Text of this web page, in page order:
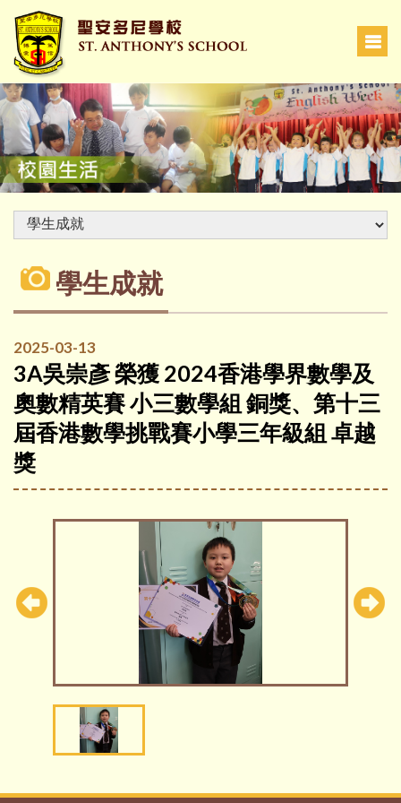
學生成就
2025-03-13
3A吳崇彥 榮獲 2024香港學界數學及
奧數精英賽 小三數學組 銅獎、第十三
屆香港數學挑戰賽小學三年級組 卓越
獎